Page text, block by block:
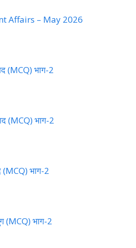
Affairs – May 2026
(MCQ) भाग-2
(MCQ) भाग-2
(MCQ) भाग-2
(MCQ) भाग-2